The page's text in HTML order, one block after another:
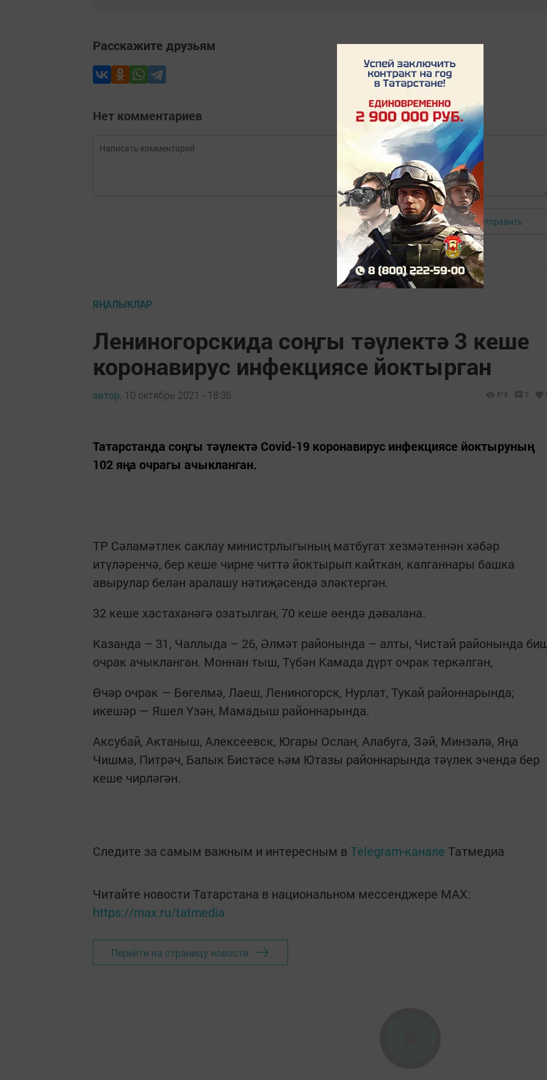
Расскажите друзьям
Нет комментариев
Авторизоваться Отправить
ЯҢАЛЫКЛАР
Лениногорскида соңгы тәүлектә 3 кеше
коронавирус инфекциясе йоктырган
автор, 10 октябрь 2021 - 18:36 818 0
Татарстанда соңгы тәүлектә Covid-19 коронавирус инфекциясе йоктыруның
102 яңа очрагы ачыкланган.
ТР Сәламәтлек саклау министрлыгының матбугат хезмәтеннән хәбәр
итүләренчә, бер кеше чирне читтә йоктырып кайткан, калганнары башка
авырулар белән аралашу нәтиҗәсендә эләктергән.
32 кеше хастаханәгә озатылган, 70 кеше өендә дәвалана.
Казанда – 31, Чаллыда – 26, Әлмәт районында – алты, Чистай районында
очрак ачыкланган. Моннан тыш, Түбән Камада дүрт очрак теркәлгән,
Өчәр очрак — Бөгелмә, Лаеш, Лениногорск, Нурлат, Тукай районнарында;
икешәр — Яшел Үзән, Мамадыш районнарында.
Аксубай, Актаныш, Алексеевск, Югары Ослан, Алабуга, Зәй, Минзәлә, Яңа
Чишмә, Питрәч, Балык Бистәсе һәм Ютазы районнарында тәүлек эчендә бер
кеше чирләгән.
Следите за самым важным и интересным в Telegram-канале Татмедиа
Читайте новости Татарстана в национальном мессенджере MАХ:
https://max.ru/tatmedia
Перейти на страницу новости